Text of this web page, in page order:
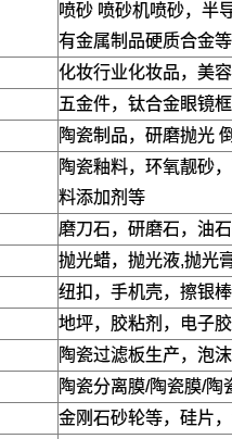
喷砂 喷砂机喷砂，半
有金属制品硬质合金
化妆行业化妆品，美
五金件，钛合金眼镜
陶瓷制品，研磨抛光
陶瓷釉料，环氧靓砂
料添加剂等
磨刀石，研磨石，油
抛光蜡，抛光液,抛光
纽扣，手机壳，擦银
地坪，胶粘剂，电子
陶瓷过滤板生产，泡
陶瓷分离膜/陶瓷膜/陶
金刚石砂轮等，硅片